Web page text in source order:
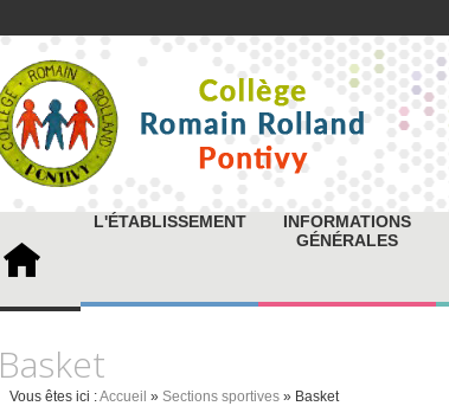
L'ÉTABLISSEMENT
INFORMATIONS
GÉNÉRALES
Basket
Vous êtes ici :Accueil » Sections sportives » Basket